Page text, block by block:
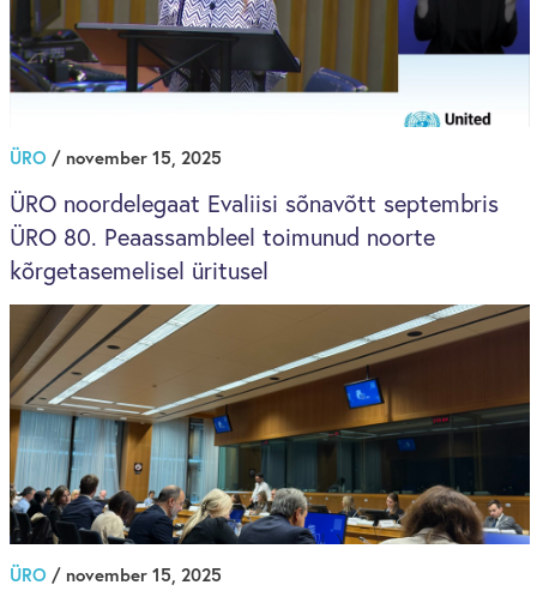
ÜRO / november 15, 2025
ÜRO noordelegaat Evaliisi sõnavõtt septembris
ÜRO 80. Peaassambleel toimunud noorte
kõrgetasemelisel üritusel
ÜRO / november 15, 2025